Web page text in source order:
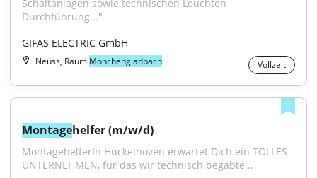
Schaltanlagen sowie technischen Leuchten
Durchführung..."
GIFAS ELECTRIC GmbH
Neuss, Raum Mönchengladbach Vollzeit
Montagehelfer (m/w/d)
MontagehelferIn Hückelhoven erwartet Dich ein TOLLES
UNTERNEHMEN, für das wir technisch begabte...